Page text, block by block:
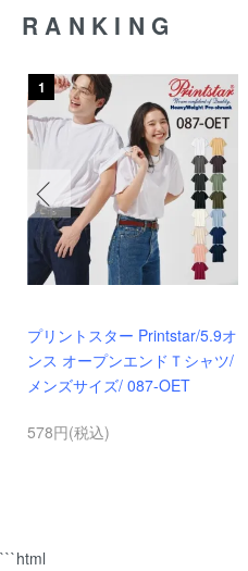
RANKING
1
プリントスター Printstar/5.9オ
ンス オープンエンドＴシャツ/
メンズサイズ/ 087-OET
578円(税込)
```html